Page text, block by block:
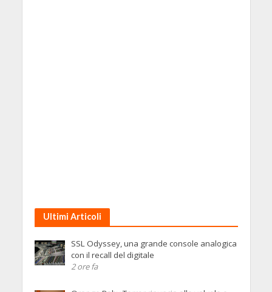
Ultimi Articoli
SSL Odyssey, una grande console analogica
con il recall del digitale
2 ore fa